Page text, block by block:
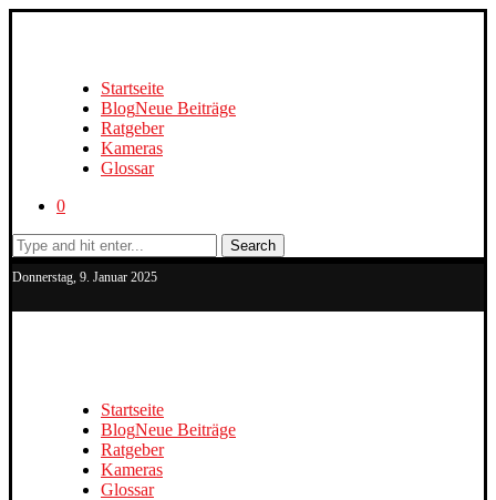
Startseite
BlogNeue Beiträge
Ratgeber
Kameras
Glossar
0
Search
Donnerstag, 9. Januar 2025
Startseite
BlogNeue Beiträge
Ratgeber
Kameras
Glossar